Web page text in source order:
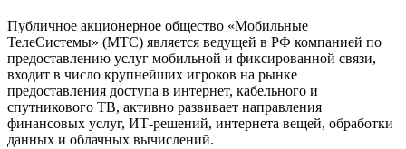
Публичное акционерное общество «Мобильные
ТелеСистемы» (МТС) является ведущей в РФ компанией по
предоставлению услуг мобильной и фиксированной связи,
входит в число крупнейших игроков на рынке
предоставления доступа в интернет, кабельного и
спутникового ТВ, активно развивает направления
финансовых услуг, ИТ-решений, интернета вещей, обработки
данных и облачных вычислений.